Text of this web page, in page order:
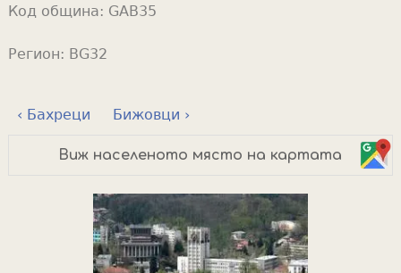
Код община: GAB35
Регион: BG32
‹ Бахреци Бижовци ›
Виж населеното място на картата